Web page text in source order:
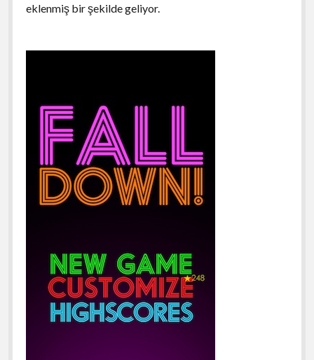
eklenmiş bir şekilde geliyor.